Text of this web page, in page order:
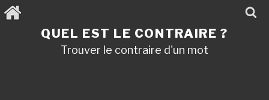
Aller
au
QUEL EST LE CONTRAIRE ?
Trouver le contraire d'un mot